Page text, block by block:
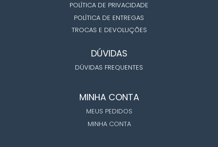
POLÍTICA DE PRIVACIDADE
POLÍTICA DE ENTREGAS
TROCAS E DEVOLUÇÕES
DÚVIDAS
DÚVIDAS FREQUENTES
MINHA CONTA
MEUS PEDIDOS
MINHA CONTA